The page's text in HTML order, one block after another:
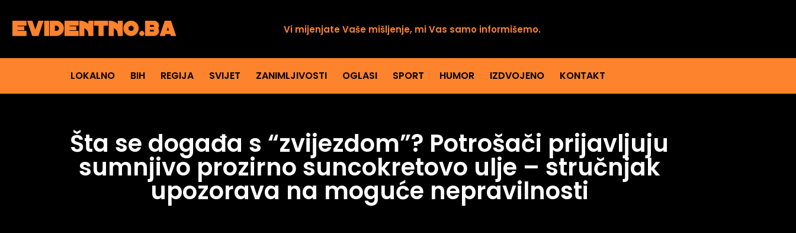
Vi mijenjate Vaše mišljenje, mi Vas samo informišemo.
LOKALNO BIH REGIJA SVIJET ZANIMLJIVOSTI OGLASI SPORT HUMOR IZDVOJENO KONTAKT
Šta se događa s “zvijezdom”? Potrošači prijavljuju
sumnjivo prozirno suncokretovo ulje – stručnjak
upozorava na moguće nepravilnosti